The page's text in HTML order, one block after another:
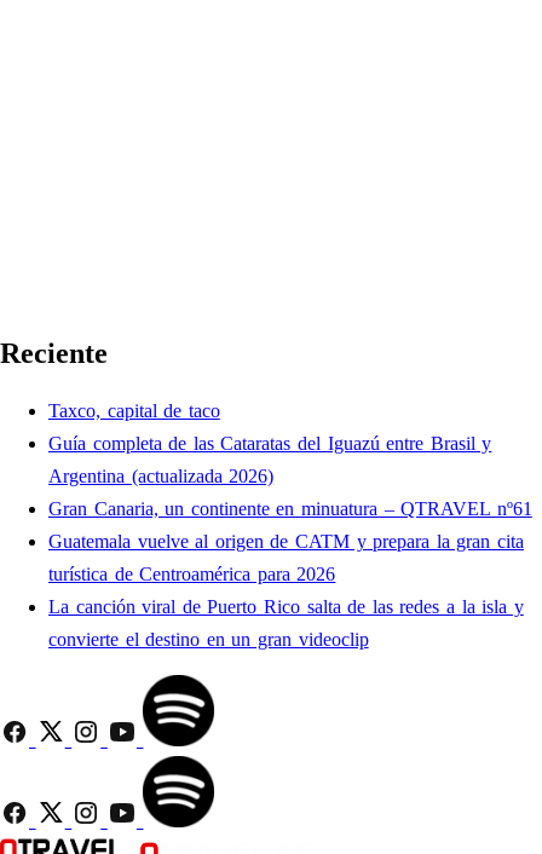
Reciente
Taxco, capital de taco
Guía completa de las Cataratas del Iguazú entre Brasil y
Argentina (actualizada 2026)
Gran Canaria, un continente en minuatura – QTRAVEL nº61
Guatemala vuelve al origen de CATM y prepara la gran cita
turística de Centroamérica para 2026
La canción viral de Puerto Rico salta de las redes a la isla y
convierte el destino en un gran videoclip